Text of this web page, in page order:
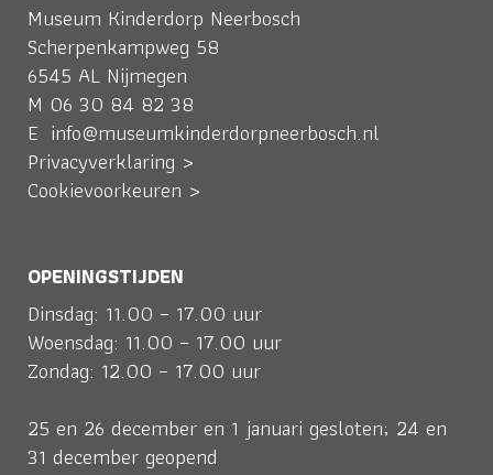
Museum Kinderdorp Neerbosch
Scherpenkampweg 58
6545 AL Nijmegen
M 06 30 84 82 38
E info@museumkinderdorpneerbosch.nl
Privacyverklaring >
Cookievoorkeuren >
OPENINGSTIJDEN
Dinsdag: 11.00 – 17.00 uur
Woensdag: 11.00 – 17.00 uur
Zondag: 12.00 – 17.00 uur
25 en 26 december en 1 januari gesloten; 24 en
31 december geopend